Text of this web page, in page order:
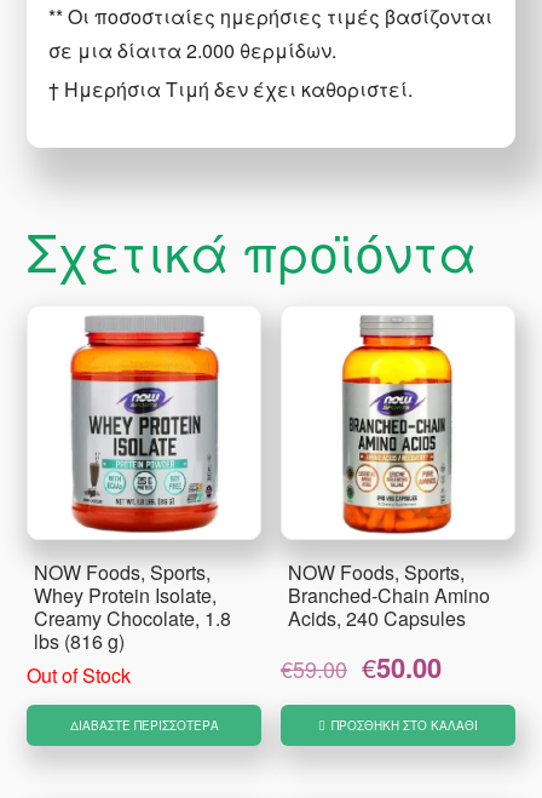
** Οι ποσοστιαίες ημερήσιες τιμές βασίζονται
σε μια δίαιτα 2.000 θερμίδων.
† Ημερήσια Τιμή δεν έχει καθοριστεί.
Σχετικά προϊόντα
NOW Foods, Sports,
Whey Protein Isolate,
Creamy Chocolate, 1.8
lbs (816 g)
Out of Stock
ΔΙΑΒΆΣΤΕ ΠΕΡΙΣΣΌΤΕΡΑ
NOW Foods, Sports,
Branched-Chain Amino
Acids, 240 Capsules
€59.00
Original
price
was:
€59.00.
€50.00
τιμή
είναι:
ΠΡΟΣΘΉΚΗ ΣΤΟ ΚΑΛΆΘΙ